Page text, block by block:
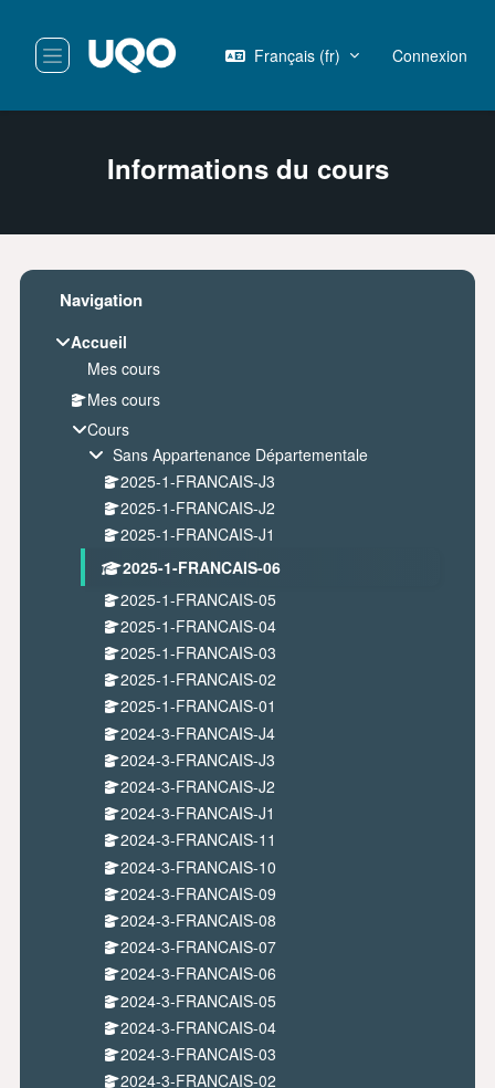
Panneau latéral
Français ‎(fr)‎ Connexion
Informations du cours
Blocs
Passer Navigation
Navigation
Accueil
Mes cours
Mes cours
Cours
Sans Appartenance Départementale
2025-1-FRANCAIS-J3
2025-1-FRANCAIS-J2
2025-1-FRANCAIS-J1
2025-1-FRANCAIS-06
2025-1-FRANCAIS-05
2025-1-FRANCAIS-04
2025-1-FRANCAIS-03
2025-1-FRANCAIS-02
2025-1-FRANCAIS-01
2024-3-FRANCAIS-J4
2024-3-FRANCAIS-J3
2024-3-FRANCAIS-J2
2024-3-FRANCAIS-J1
2024-3-FRANCAIS-11
2024-3-FRANCAIS-10
2024-3-FRANCAIS-09
2024-3-FRANCAIS-08
2024-3-FRANCAIS-07
2024-3-FRANCAIS-06
2024-3-FRANCAIS-05
2024-3-FRANCAIS-04
2024-3-FRANCAIS-03
2024-3-FRANCAIS-02